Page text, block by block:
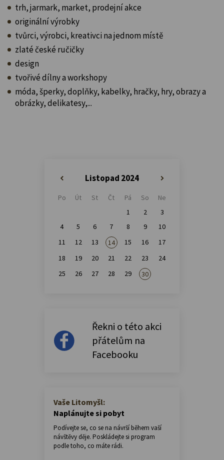
trh, jarmark, market, prodejní akce
originální výrobky
tvůrci, výrobci, kreativci na jednom místě
zlaté české ručičky
design
tvořivé dílny a workshopy
móda, šperky, doplňky, kabelky, hračky, hry, obrazy a
obrázky, delikatesy,...
Listopad 2024
»
Po Út St Čt Pá So
Ne
1
2
3
4
5 6 7 8 9
10
11
12 13 14 15 16
17
18
19 20 21 22 23
24
25
26 27 28 29 30
Řekni o této akci
přátelům na
Facebooku
Vaše Litomyšl:
Naplánujte si pobyt
Podívejte se, co se na návrší během vaší
návštěvy děje. Poskládejte si program
podle toho, co máte rádi.